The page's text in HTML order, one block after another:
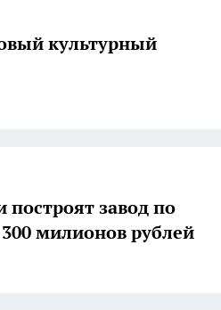
культурный
завод по
милионов рублей